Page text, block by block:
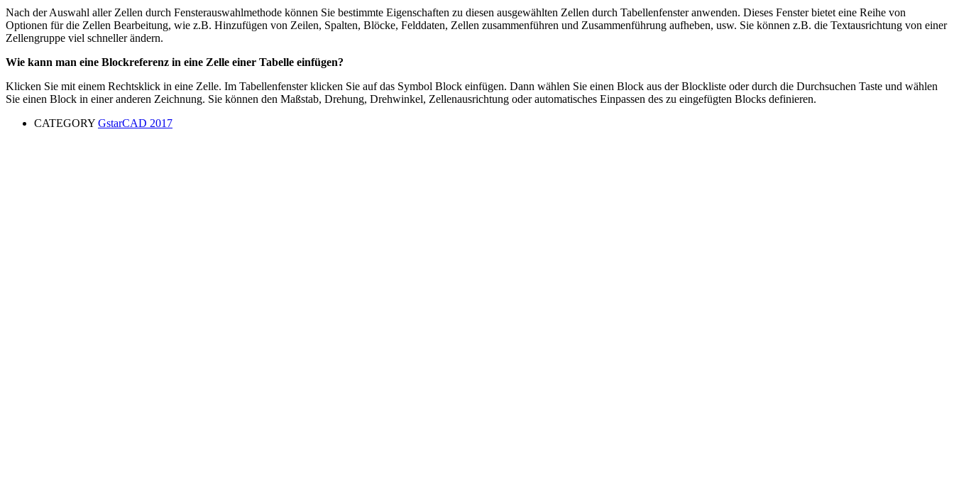
Nach der Auswahl aller Zellen durch Fensterauswahlmethode können Sie bestimmte Eigenschaften zu diesen ausgewählten Zellen durch Tabellenfenster anwenden. Dieses Fenster bietet eine Reihe von
Optionen für die Zellen Bearbeitung, wie z.B. Hinzufügen von Zeilen, Spalten, Blöcke, Felddaten, Zellen zusammenführen und Zusammenführung aufheben, usw. Sie können z.B. die Textausrichtung von einer
Zellengruppe viel schneller ändern.
Wie kann man eine Blockreferenz in eine Zelle einer Tabelle einfügen?
Klicken Sie mit einem Rechtsklick in eine Zelle. Im Tabellenfenster klicken Sie auf das Symbol Block einfügen. Dann wählen Sie einen Block aus der Blockliste oder durch die Durchsuchen Taste und wählen
Sie einen Block in einer anderen Zeichnung. Sie können den Maßstab, Drehung, Drehwinkel, Zellenausrichtung oder automatisches Einpassen des zu eingefügten Blocks definieren.
CATEGORY GstarCAD 2017